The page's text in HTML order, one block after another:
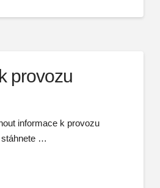
provozu
informace k provozu
stáhnete …